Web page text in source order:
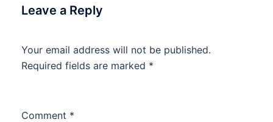
Leave a Reply
Your email address will not be published.
Required fields are marked *
Comment *